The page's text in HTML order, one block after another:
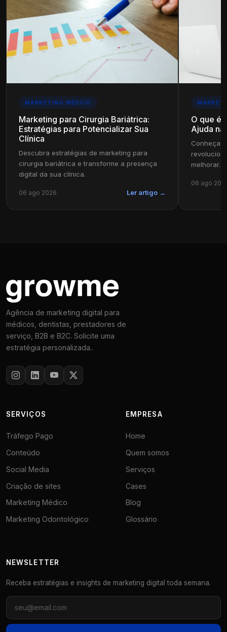
MARKETING MÉDICO
Marketing para Cirurgia Bariátrica:
Estratégias para Potencializar Sua
Clínica
Descubra estratégias de marketing para
cirurgia bariátrica e transforme a presença
digital da sua clínica.
06 ago 2026 Ler artigo →
O que é
Ajuda
Conheça
melhorar...
06 ago
Agência de marketing digital para
médicos, dentistas, prestadores de
serviço, B2B e B2C. Solicite uma
estratégia personalizada..
SERVIÇOS
Tráfego Pago
Conteúdo
Social Media
Criação de sites
Marketing Médico
Marketing Odontológico
EMPRESA
Home
Quem somos
Serviços
Cases
Blog
Glossário
NEWSLETTER
Receba estratégias e insights de marketing digital toda semana.